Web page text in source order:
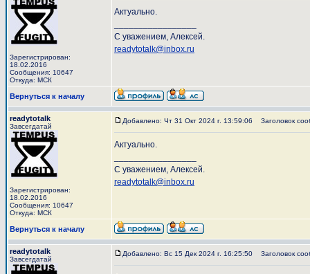
Зарегистрирован:
18.02.2016
Сообщения: 10647
Откуда: МСК
Актуально.
С уважением, Алексей.
readytotalk@inbox.ru
Вернуться к началу
readytotalk
Завсегдатай
Зарегистрирован:
18.02.2016
Сообщения: 10647
Откуда: МСК
Добавлено: Чт 31 Окт 2024 г. 13:59:06 Заголовок
Актуально.
С уважением, Алексей.
readytotalk@inbox.ru
Вернуться к началу
readytotalk
Завсегдатай
Добавлено: Вс 15 Дек 2024 г. 16:25:50 Заголовок